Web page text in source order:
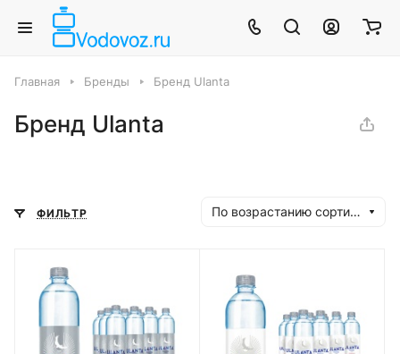
Главная Бренды Бренд Ulanta
Бренд Ulanta
ФИЛЬТР По возрастанию сортировки